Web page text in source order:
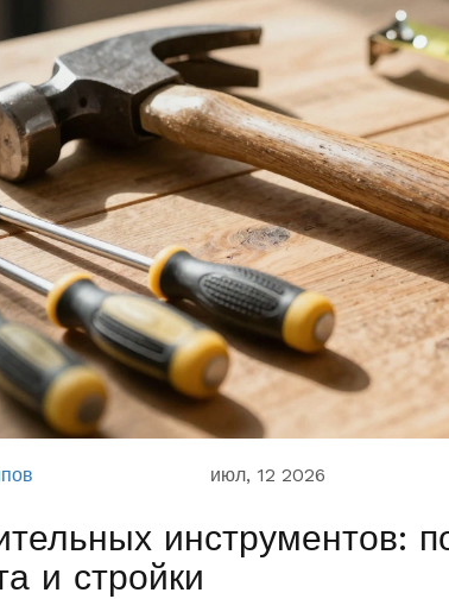
июл, 12 2026
инструментов:
и стройки